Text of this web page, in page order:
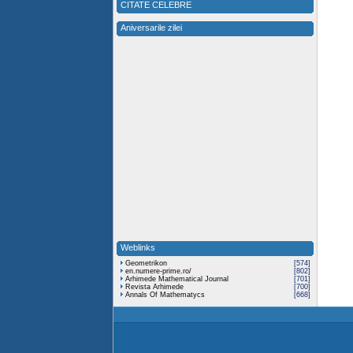
CITATE CELEBRE
Aniversarile zilei
Weblinks
Geometrikon
[574]
en.numere-prime.ro/
[802]
Arhimede Mathematical Journal
[701]
Revista Arhimede
[700]
Annals Of Mathematycs
[668]